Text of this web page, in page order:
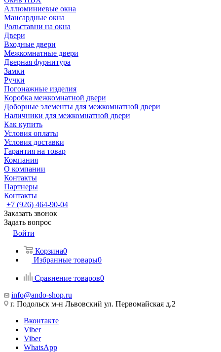
Аллюминиевые окна
Мансардные окна
Рольставни на окна
Двери
Входные двери
Межкомнатные двери
Дверная фурнитура
Замки
Ручки
Погонажные изделия
Коробка межкомнатной двери
Доборные элементы для межкомнатной двери
Наличники для межкомнатной двери
Как купить
Условия оплаты
Условия доставки
Гарантия на товар
Компания
О компании
Контакты
Партнеры
Контакты
+7 (926) 464-90-04
Заказать звонок
Задать вопрос
Войти
Корзина0
Избранные товары0
Сравнение товаров0
info@ando-shop.ru
г. Подольск м-н Львовский ул. Первомайская д.2
Вконтакте
Viber
Viber
WhatsApp